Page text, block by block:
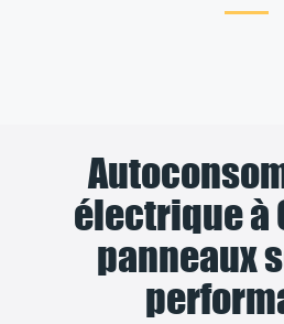
électrique à
panneaux